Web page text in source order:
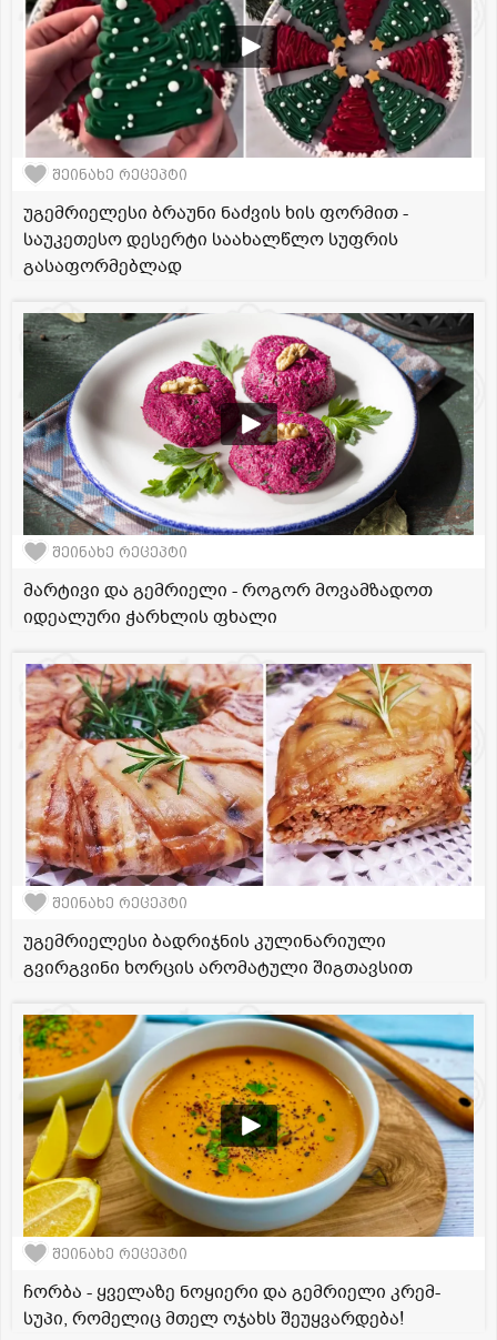
შეინახე რეცეპტი
უგემრიელესი ბრაუნი ნაძვის ხის ფორმით -
საუკეთესო დესერტი საახალწლო სუფრის
გასაფორმებლად
შეინახე რეცეპტი
მარტივი და გემრიელი - როგორ მოვამზადოთ
იდეალური ჭარხლის ფხალი
შეინახე რეცეპტი
უგემრიელესი ბადრიჯნის კულინარიული
გვირგვინი ხორცის არომატული შიგთავსით
შეინახე რეცეპტი
ჩორბა - ყველაზე ნოყიერი და გემრიელი კრემ-
სუპი, რომელიც მთელ ოჯახს შეუყვარდება!